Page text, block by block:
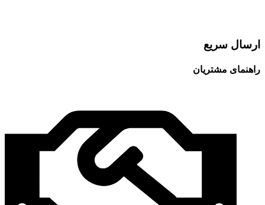
ارسال سریع
راهنمای مشتریان